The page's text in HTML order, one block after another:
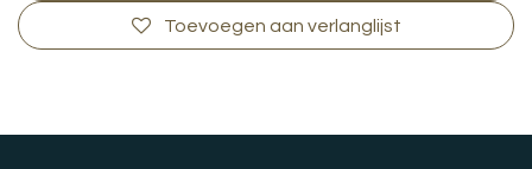
Toevoegen aan verlanglijst